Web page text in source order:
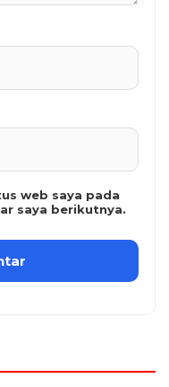
web saya pada
saya berikutnya.